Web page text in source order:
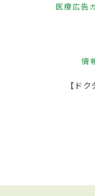
医療広告
情
【ド